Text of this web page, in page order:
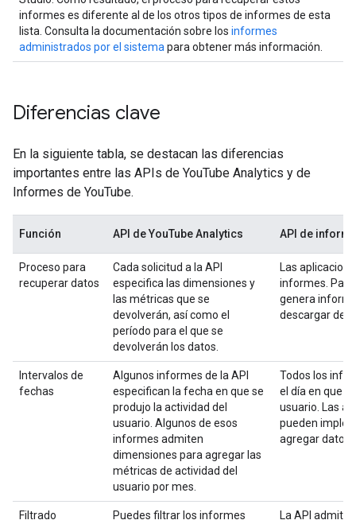
informes es diferente al de los otros tipos de informes de esta
lista. Consulta la documentación sobre los informes
administrados por el sistema para obtener más información.
Diferencias clave
En la siguiente tabla, se destacan las diferencias
importantes entre las APIs de YouTube Analytics y de
Informes de YouTube.
Función API de YouTube Analytics API de
Proceso para
recuperar datos
Cada solicitud a la API
especifica las dimensiones y
las métricas que se
devolverán, así como el
período para el que se
devolverán los datos.
Las
informes.
genera
descargar de
Intervalos de
fechas
Algunos informes de la API
especifican la fecha en que se
produjo la actividad del
usuario. Algunos de esos
informes admiten
dimensiones para agregar las
métricas de actividad del
usuario por mes.
Todos los
el día en que
usuario. Las
pueden
agregar datos
Filtrado
Puedes filtrar los informes
La API admite